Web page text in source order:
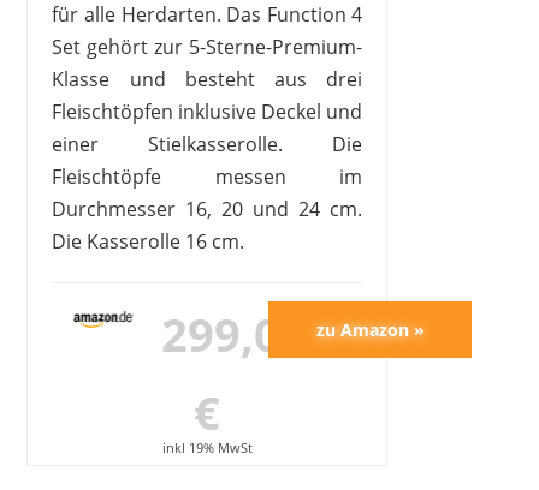
für alle Herdarten. Das Function 4
Set gehört zur 5-Sterne-Premium-
Klasse und besteht aus drei
Fleischtöpfen inklusive Deckel und
einer Stielkasserolle. Die
Fleischtöpfe messen im
Durchmesser 16, 20 und 24 cm.
Die Kasserolle 16 cm.
299,00
€
inkl 19% MwSt